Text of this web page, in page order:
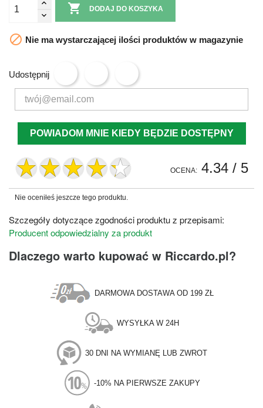
 DODAJ DO KOSZYKA
 Nie ma wystarczającej ilości produktów w magazynie
Udostępnij
POWIADOM MNIE KIEDY BĘDZIE DOSTĘPNY
OCENA: 4.34 / 5
Nie oceniłeś jeszcze tego produktu.
Szczegóły dotyczące zgodności produktu z przepisami:
Producent odpowiedzialny za produkt
Dlaczego warto kupować w Riccardo.pl?
DARMOWA DOSTAWA OD 199 ZŁ
WYSYŁKA W 24H
30 DNI NA WYMIANĘ LUB ZWROT
-10% NA PIERWSZE ZAKUPY